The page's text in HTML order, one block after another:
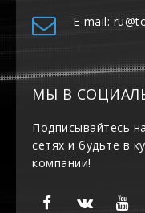
E-mail:
МЫ В
Подписывайтесь
сетях и будьте в
компании!